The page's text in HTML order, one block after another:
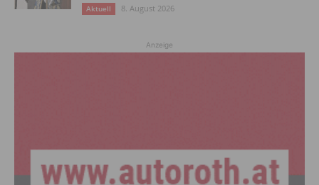
Aktuell 8. August 2026
Anzeige